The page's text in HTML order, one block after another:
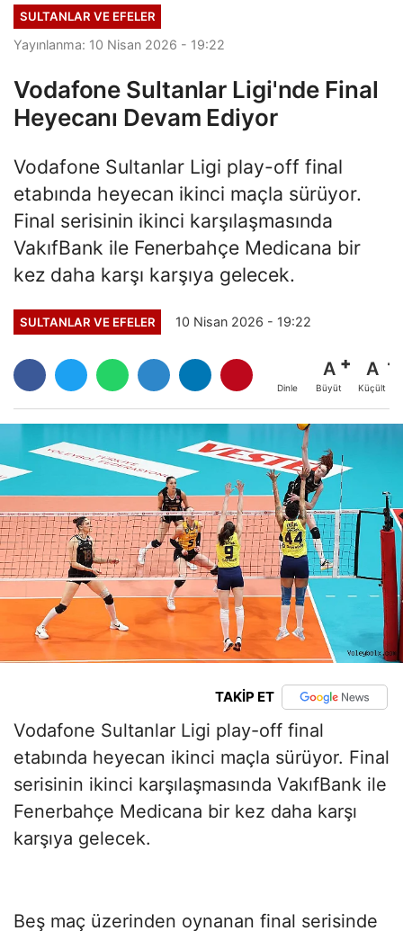
SULTANLAR VE EFELER
Yayınlanma: 10 Nisan 2026 - 19:22
Vodafone Sultanlar Ligi'nde Final
Heyecanı Devam Ediyor
Vodafone Sultanlar Ligi play-off final
etabında heyecan ikinci maçla sürüyor.
Final serisinin ikinci karşılaşmasında
VakıfBank ile Fenerbahçe Medicana bir
kez daha karşı karşıya gelecek.
SULTANLAR VE EFELER 10 Nisan 2026 - 19:22
Dinle
A
Büyüt
A
Küçült
TAKİP ET
Vodafone Sultanlar Ligi play-off final
etabında heyecan ikinci maçla sürüyor. Final
serisinin ikinci karşılaşmasında VakıfBank ile
Fenerbahçe Medicana bir kez daha karşı
karşıya gelecek.
Beş maç üzerinden oynanan final serisinde